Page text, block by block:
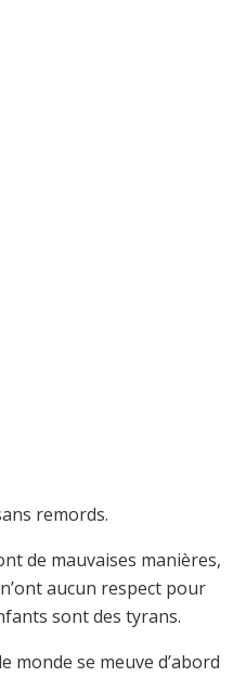
remords.
de mauvaises manières,
aucun respect pour
sont des tyrans.
monde se meuve d’abord